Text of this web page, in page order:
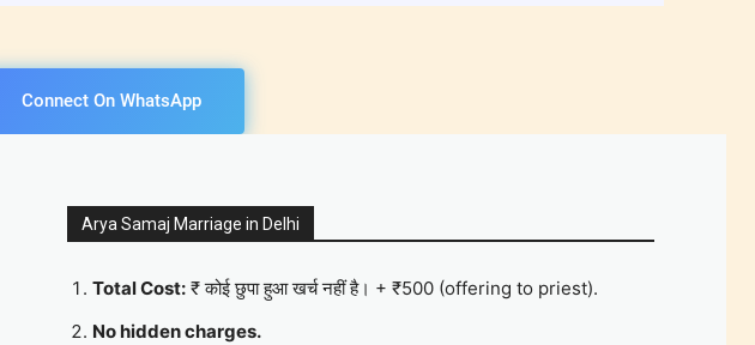
Connect On WhatsApp
Arya Samaj Marriage in Delhi
Total Cost: ₹ कोई छुपा हुआ खर्च नहीं है। + ₹500 (offering to priest).
No hidden charges.